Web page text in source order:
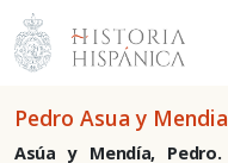
Pedro Asua y Mendia
Asúa y Mendía, Pedro.